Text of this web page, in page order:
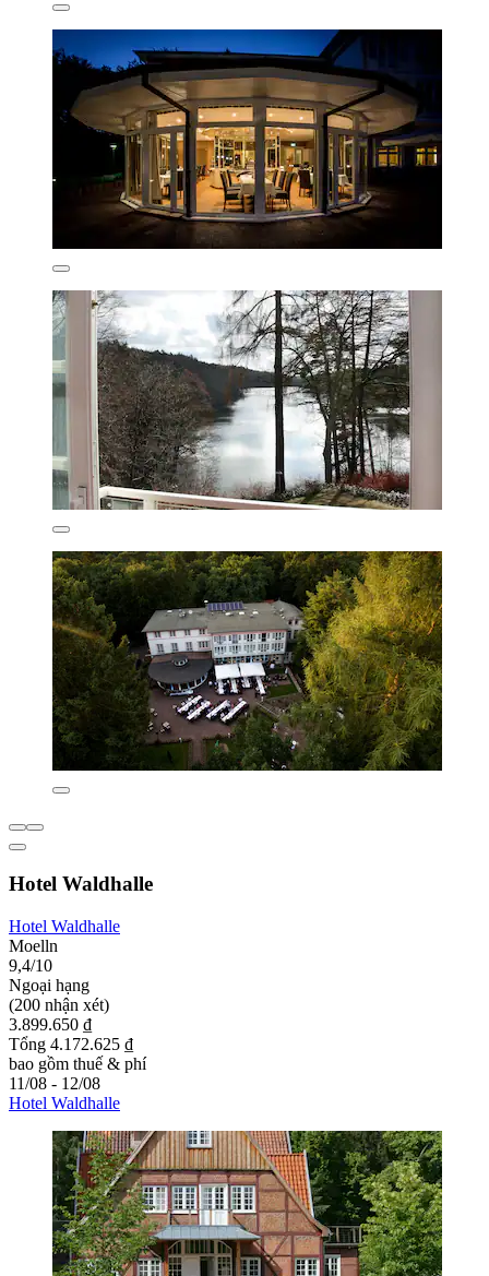
Hotel Waldhalle
Hotel Waldhalle
Moelln
9,4/10
Ngoại hạng
(200 nhận xét)
3.899.650 ₫
Tổng 4.172.625 ₫
bao gồm thuế & phí
11/08 - 12/08
Hotel Waldhalle